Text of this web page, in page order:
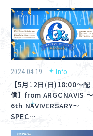
2024.04.19 Info
【5月12日(日)18:00～配
信】from ARGONAVIS ～
6th NAVIVERSARY～
SPEC…